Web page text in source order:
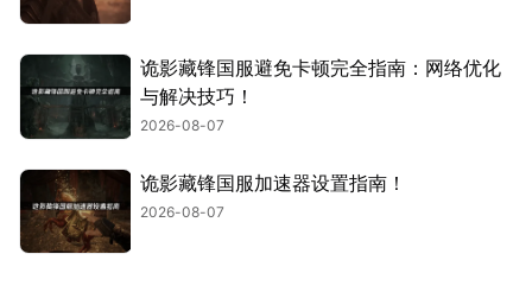
诡影藏锋国服避免卡顿完全指南：网络优化
与解决技巧！
2026-08-07
诡影藏锋国服加速器设置指南！
2026-08-07